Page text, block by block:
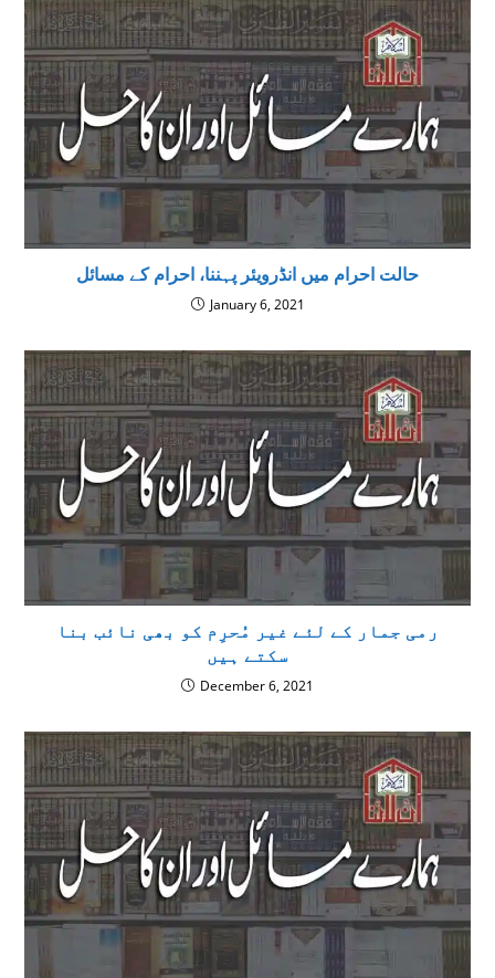
January 6, 2021
رمی جمار کے لئے غیر مُحرِم کو بھی نائب بنا
سکتے ہیں
December 6, 2021